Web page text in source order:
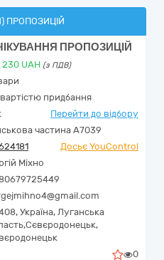
ПРОПОЗИЦІЙ
ПРОПОЗИЦІЙ
230 UAH (з ПДВ)
придбання
Перейти до відбору
частина А7039
Досьє YouControl
Міхно
Україна, Луганська
Сєвєродонецьк,
0